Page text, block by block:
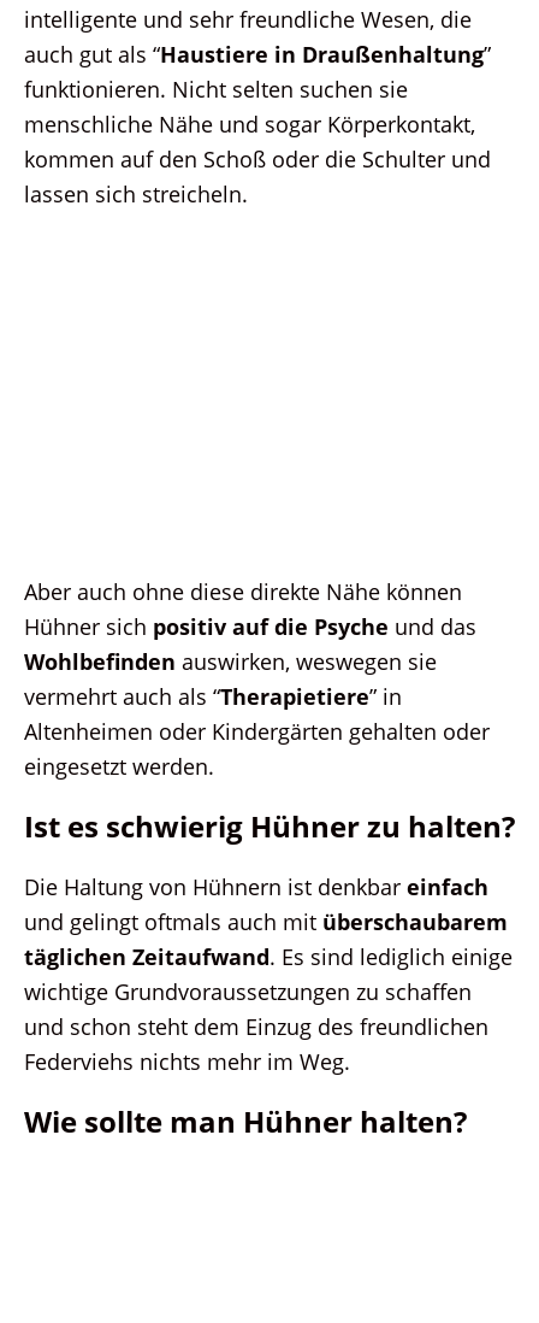
intelligente und sehr freundliche Wesen, die
auch gut als “Haustiere in Draußenhaltung”
funktionieren. Nicht selten suchen sie
menschliche Nähe und sogar Körperkontakt,
kommen auf den Schoß oder die Schulter und
lassen sich streicheln.
Aber auch ohne diese direkte Nähe können
Hühner sich positiv auf die Psyche und das
Wohlbefinden auswirken, weswegen sie
vermehrt auch als “Therapietiere” in
Altenheimen oder Kindergärten gehalten oder
eingesetzt werden.
Ist es schwierig Hühner zu halten?
Die Haltung von Hühnern ist denkbar einfach
und gelingt oftmals auch mit überschaubarem
täglichen Zeitaufwand. Es sind lediglich einige
wichtige Grundvoraussetzungen zu schaffen
und schon steht dem Einzug des freundlichen
Federviehs nichts mehr im Weg.
Wie sollte man Hühner halten?